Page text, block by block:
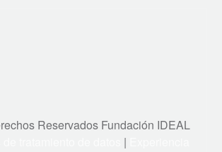
Reservados Fundación IDEAL
|